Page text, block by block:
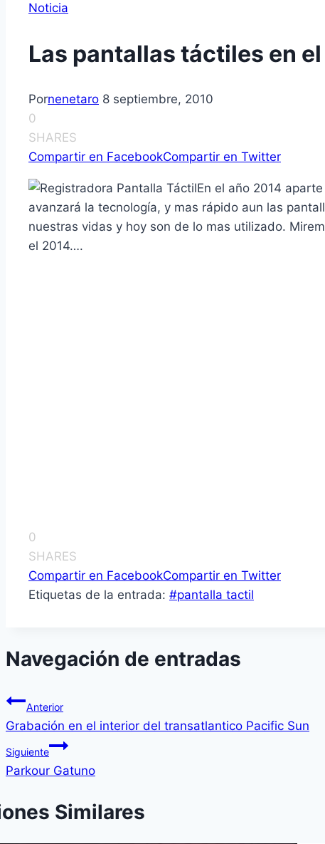
Noticia
Las pantallas táctiles en
Pornenetaro 8 septiembre, 2010
0
SHARES
Compartir en FacebookCompartir en Twitter
En el año 2014
avanzará la tecnologí­a, y mas rápido aun las
nuestras vidas y hoy son de lo mas utilizado.
el 2014….
0
SHARES
Compartir en FacebookCompartir en Twitter
Etiquetas de la entrada: #pantalla tactil
Navegación de entradas
Anterior
Grabación en el interior del transatlantico Pacific Sun
Siguiente
Parkour Gatuno
Similares